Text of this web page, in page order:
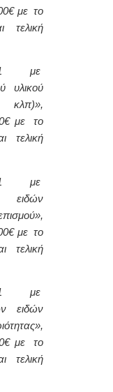
με το
με
υλικού
κλπ)»,
με το
τελική
με
με το
τελική
με
ειδών
με το
τελική